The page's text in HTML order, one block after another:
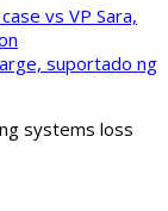
vs VP Sara,
suportado ng
systems loss